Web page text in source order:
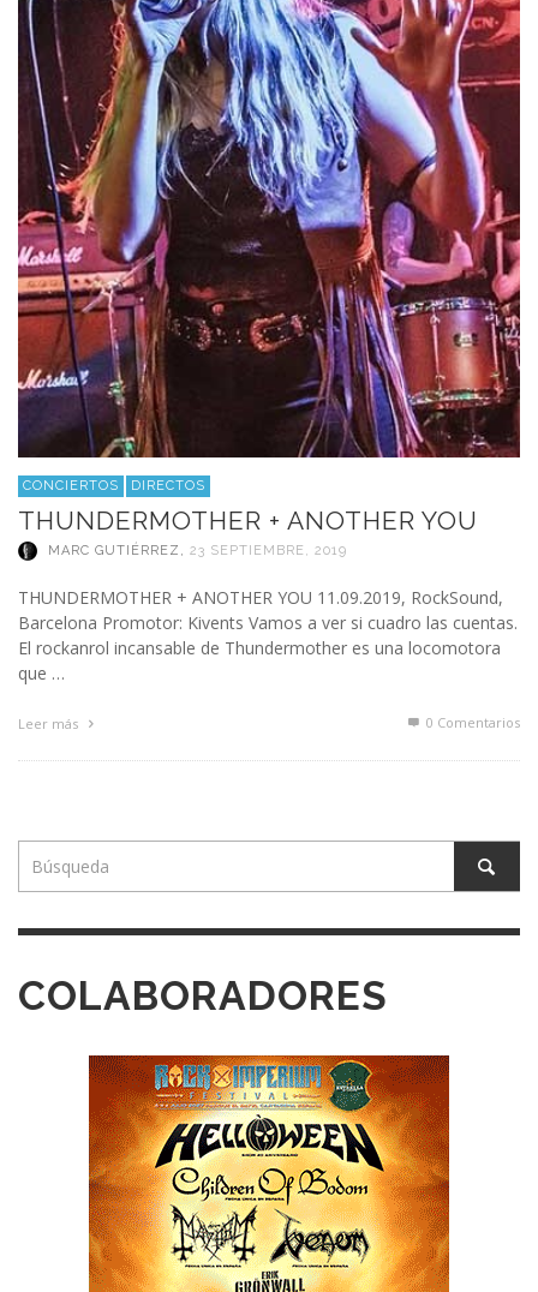
CONCIERTOS DIRECTOS
THUNDERMOTHER + ANOTHER YOU
MARC GUTIÉRREZ , 23 SEPTIEMBRE, 2019
THUNDERMOTHER + ANOTHER YOU 11.09.2019, RockSound,
Barcelona Promotor: Kivents Vamos a ver si cuadro las cuentas.
El rockanrol incansable de Thundermother es una locomotora
que …
Leer más 0 Comentarios
COLABORADORES